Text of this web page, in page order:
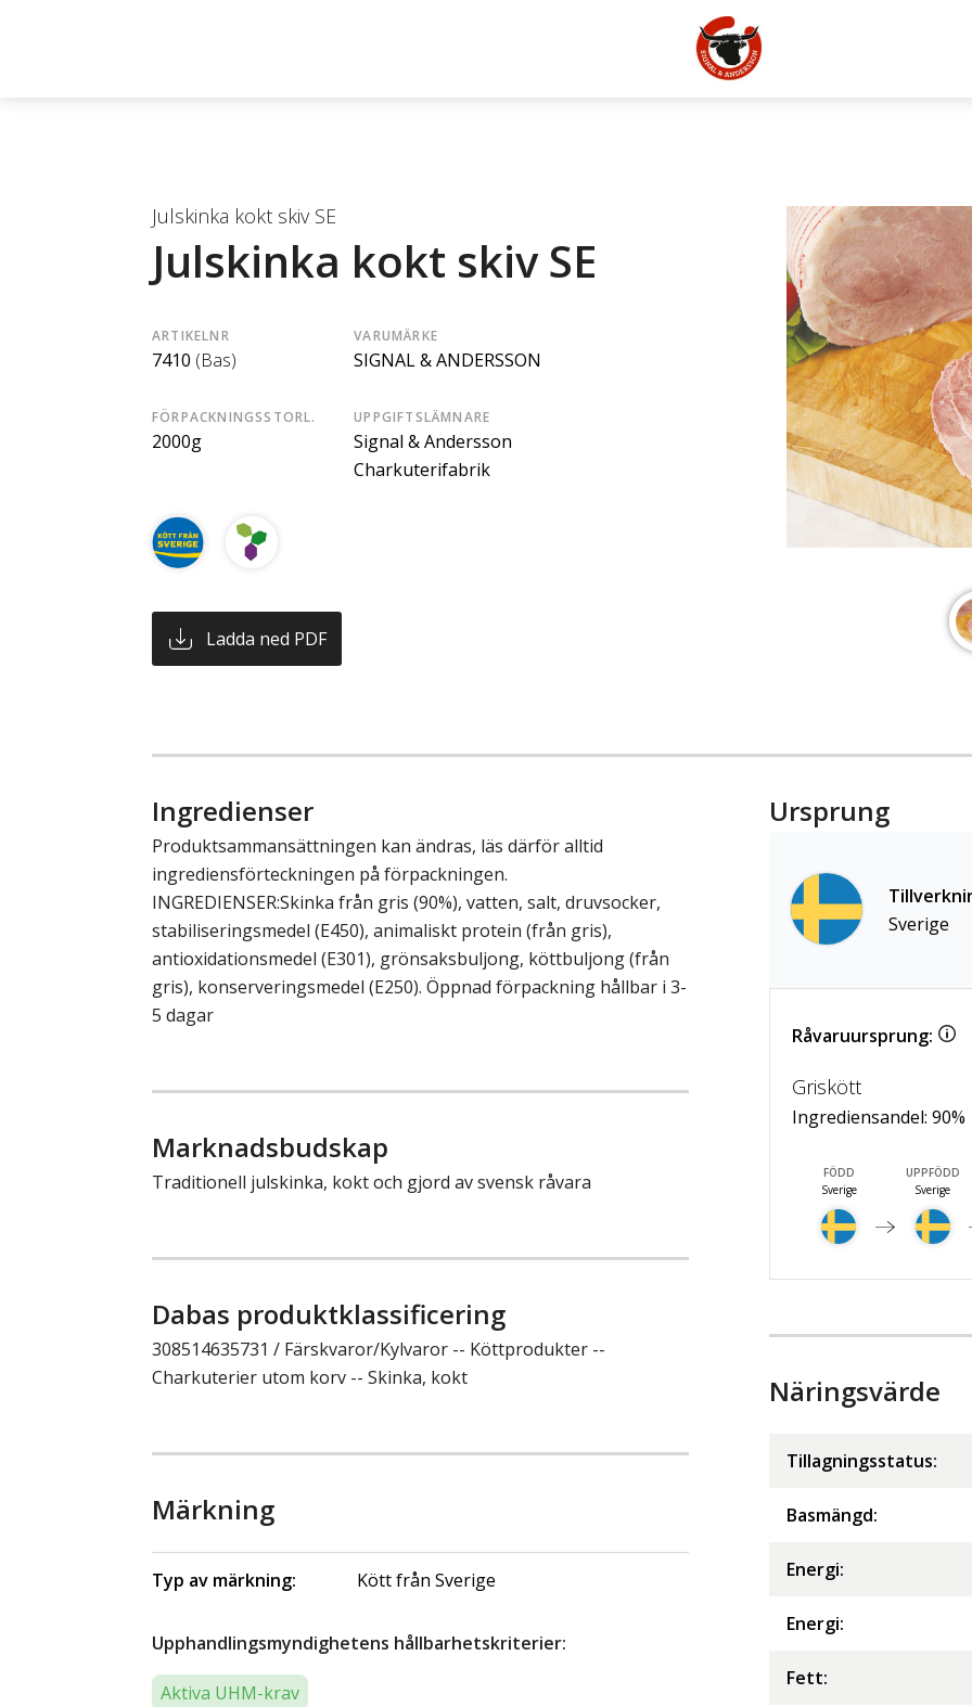
Julskinka kokt skiv SE
Julskinka kokt skiv SE
ARTIKELNR
7410 (Bas)
VARUMÄRKE
SIGNAL & ANDERSSON
FÖRPACKNINGSSTORL.
2000g
UPPGIFTSLÄMNARE
Signal & Andersson
Charkuterifabrik
Ladda ned PDF
Ingredienser
Produktsammansättningen kan ändras, läs därför alltid
ingrediensförteckningen på förpackningen.
INGREDIENSER:Skinka från gris (90%), vatten, salt, druvsocker,
stabiliseringsmedel (E450), animaliskt protein (från gris),
antioxidationsmedel (E301), grönsaksbuljong, köttbuljong (från
gris), konserveringsmedel (E250). Öppnad förpackning hållbar i 3-
5 dagar
Marknadsbudskap
Traditionell julskinka, kokt och gjord av svensk råvara
Dabas produktklassificering
308514635731 / Färskvaror/Kylvaror -- Köttprodukter --
Charkuterier utom korv -- Skinka, kokt
Märkning
Typ av märkning: Kött från Sverige
Upphandlingsmyndighetens hållbarhetskriterier:
Aktiva UHM-krav
Ursprung
Sverige
Råvaruursprung:
Griskött
Ingrediensandel: 90%
FÖDD
Sverige
UPPFÖDD
Sverige
Näringsvärde
Tillagningsstatus:
Basmängd:
Energi:
Energi:
Fett: